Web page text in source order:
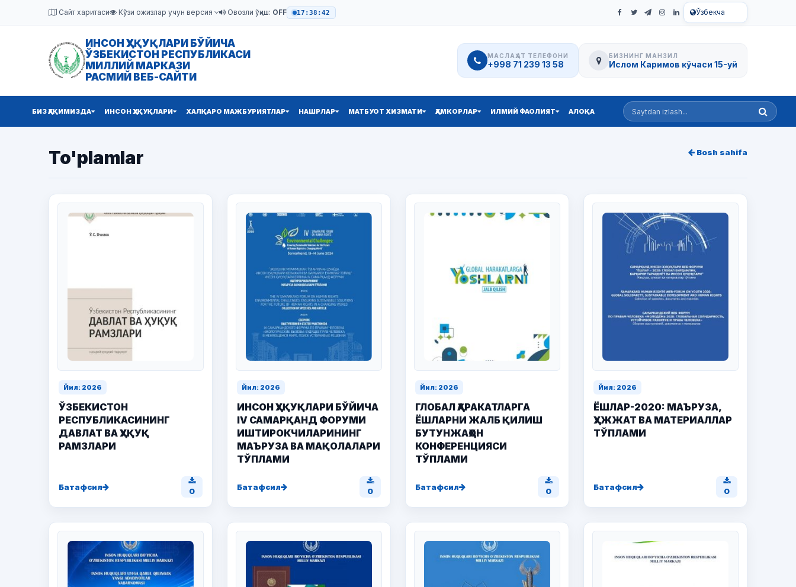
Сайт харитаси Кўзи ожизлар учун версия Овозли ўқиш: OFF 17:38:43 Ўзбекча
ИНСОН ҲУҚУҚЛАРИ БЎЙИЧА
ЎЗБЕКИСТОН РЕСПУБЛИКАСИ
МИЛЛИЙ МАРКАЗИ
РАСМИЙ ВЕБ-САЙТИ
МАСЛАҲАТ ТЕЛЕФОНИ
+998 71 239 13 58
БИЗНИНГ МАНЗИЛ
Ислом Каримов кўчаси 15-уй
БИЗ ҲАҚИМИЗДА ИНСОН ҲУҚУҚЛАРИ ХАЛҚАРО МАЖБУРИЯТЛАР НАШРЛАР МАТБУОТ ХИЗМАТИ ҲАМКОРЛАР ИЛМИЙ ФАОЛИЯТ АЛОҚА Saytdan izlash
To'plamlar Bosh sahifa
Йил: 2026
ЎЗБЕКИСТОН
РЕСПУБЛИКАСИНИНГ
ДАВЛАТ ВА ҲУҚУҚ
РАМЗЛАРИ
Батафсил 0
Йил: 2026
ИНСОН ҲУҚУҚЛАРИ БЎЙИЧА
IV САМАРҚАНД ФОРУМИ
ИШТИРОКЧИЛАРИНИНГ
МАЪРУЗА ВА МАҚОЛАЛАРИ
ТЎПЛАМИ
Батафсил 0
Йил: 2026
ГЛОБАЛ ҲАРАКАТЛАРГА
ЁШЛАРНИ ЖАЛБ ҚИЛИШ
БУТУНЖАҲОН
КОНФЕРЕНЦИЯСИ
ТЎПЛАМИ
Батафсил 0
Йил: 2026
ЁШЛАР-2020: МАЪРУЗА,
ҲУЖЖАТ ВА МАТЕРИАЛЛАР
ТЎПЛАМИ
Батафсил 0